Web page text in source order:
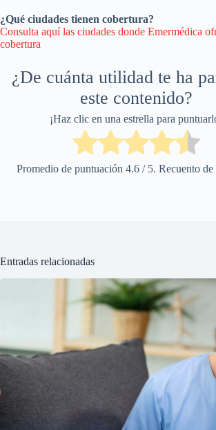
¿Qué ciudades tienen cobertura?
Consulta aquí las ciudades donde Emermédica
cobertura
¿De cuánta utilidad te ha
este contenido?
¡Haz clic en una estrella para
Promedio de puntuación 4.6/ 5. Recuento de
Entradas relacionadas